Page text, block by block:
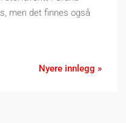
men det finnes også
Nyere innlegg »